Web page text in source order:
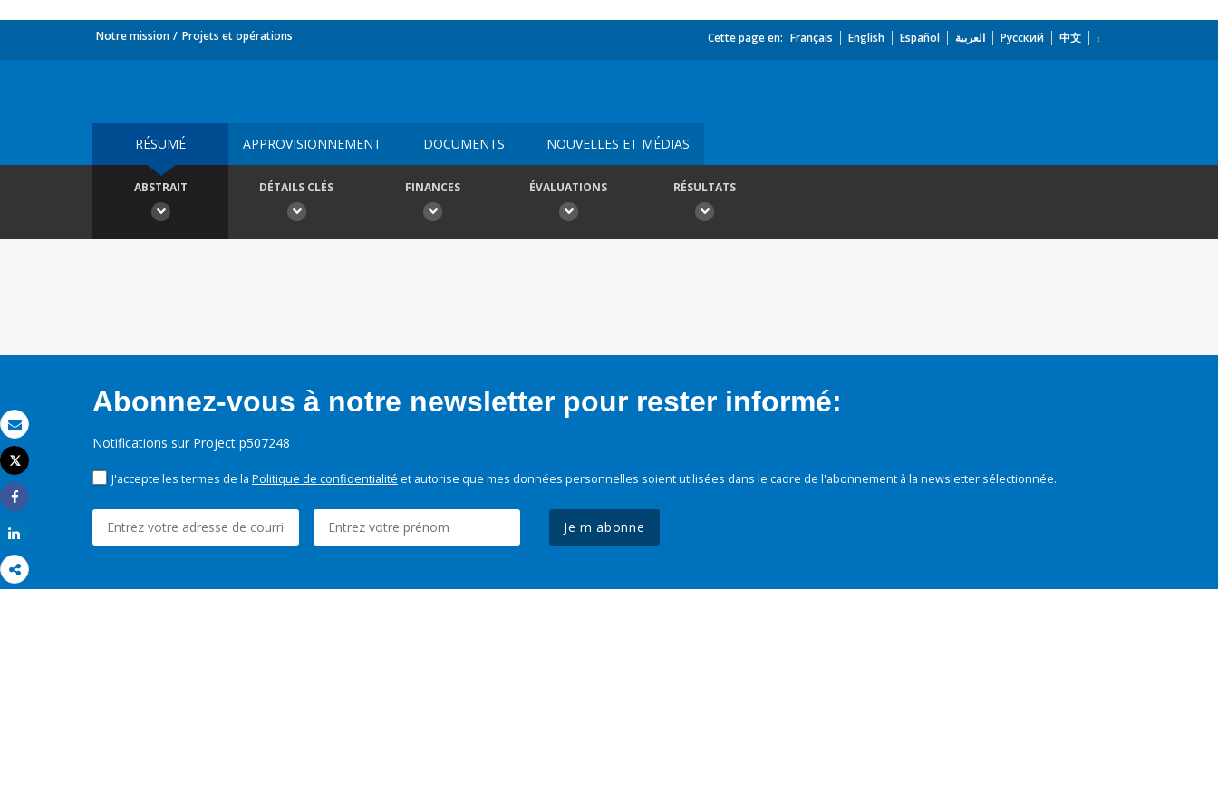
Email
Imprimer
Tweet
Share
Notre mission Projets et opérations Cette page en: Français English Español العربية Русский 中文
RÉSUMÉ APPROVISIONNEMENT DOCUMENTS NOUVELLES ET MÉDIAS
ABSTRAIT DÉTAILS CLÉS FINANCES ÉVALUATIONS RÉSULTATS
Abonnez-vous à notre newsletter pour rester informé:
Notifications sur Project p507248
J'accepte les termes de la Politique de confidentialité et autorise que mes données personnelles soient utilisées dans le cadre de l'abonnement à la newsletter sélectionnée.
Je m'abonne